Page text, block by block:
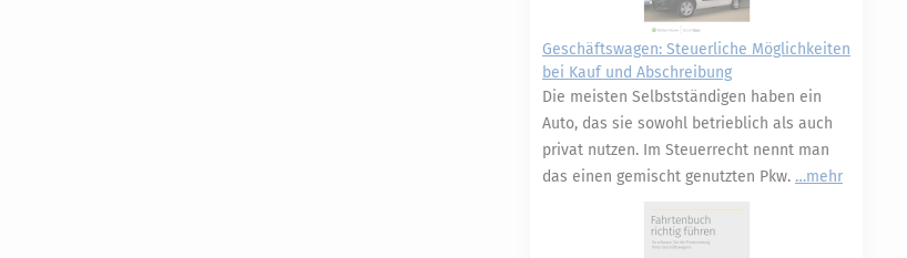
Geschäftswagen: Steuerliche Möglichkeiten
bei Kauf und Abschreibung
Die meisten Selbstständigen haben ein
Auto, das sie sowohl betrieblich als auch
privat nutzen. Im Steuerrecht nennt man
das einen gemischt genutzten Pkw.
mehr